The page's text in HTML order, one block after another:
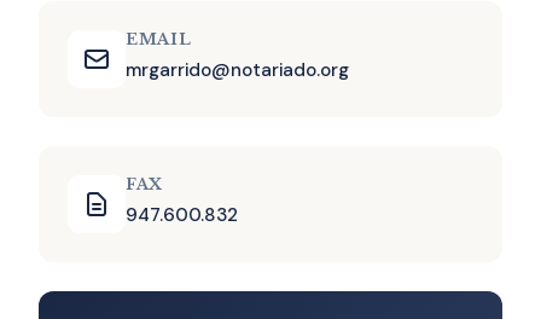
EMAIL
mrgarrido@notariado.org
FAX
947.600.832